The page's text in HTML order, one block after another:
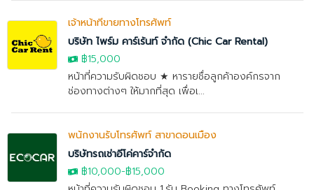
เจ้าหน้าที่ขายทางโทรศัพท์
บริษัท ไพร์ม คาร์เร้นท์ จำกัด (Chic Car Rental)
฿15,000
หน้าที่ความรับผิดชอบ ★ หารายชื่อลูกค้าองค์กรจาก
ช่องทางต่างๆ ให้มากที่สุด เพื่อเ...
พนักงานรับโทรศัพท์ สาขาดอนเมือง
บริษัทรถเช่าอีโค่คาร์จำกัด
฿10,000-฿15,000